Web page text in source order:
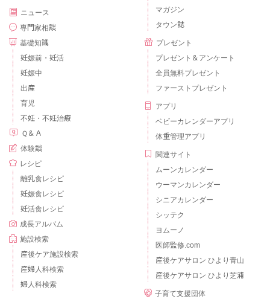
ニュース
専門家相談
基礎知識
妊娠前・妊活
妊娠中
出産
育児
不妊・不妊治療
Ｑ＆Ａ
体験談
レシピ
離乳食レシピ
妊娠食レシピ
妊活食レシピ
成長アルバム
施設検索
産後ケア施設検索
産婦人科検索
婦人科検索
マガジン
タウン誌
プレゼント
プレゼント＆アンケート
全員無料プレゼント
ファーストプレゼント
アプリ
ベビーカレンダーアプリ
体重管理アプリ
関連サイト
ムーンカレンダー
ウーマンカレンダー
シニアカレンダー
シッテク
ヨムーノ
医師監修.com
産後ケアサロン ひより青山
産後ケアサロン ひより芝浦
子育て支援団体